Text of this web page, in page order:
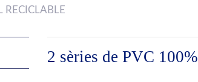
RECICLABLE
2 sèries de PVC 100%